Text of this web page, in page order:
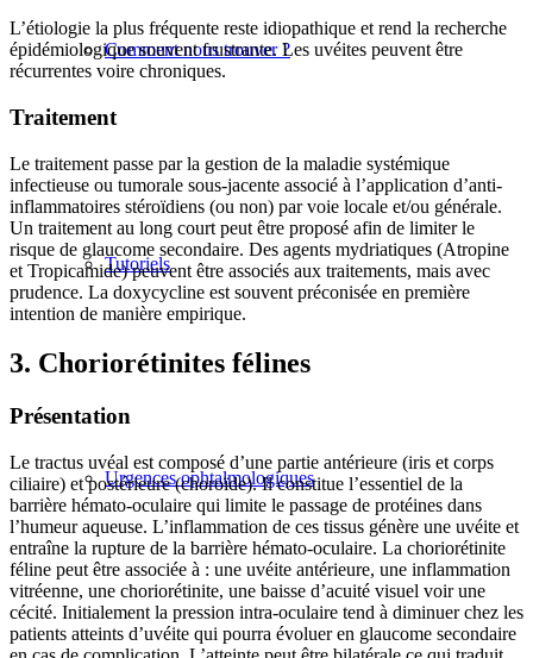
Comment nous trouver ?
Tutoriels
Urgences ophtalmologiques
L’étiologie la plus fréquente reste idiopathique et rend la recherche
épidémiologique souvent frustrante. Les uvéites peuvent être
récurrentes voire chroniques.
Traitement
Le traitement passe par la gestion de la maladie systémique
infectieuse ou tumorale sous-jacente associé à l’application d’anti-
inflammatoires stéroïdiens (ou non) par voie locale et/ou générale.
Un traitement au long court peut être proposé afin de limiter le
risque de glaucome secondaire. Des agents mydriatiques (Atropine
et Tropicamide) peuvent être associés aux traitements, mais avec
prudence. La doxycycline est souvent préconisée en première
intention de manière empirique.
3. Choriorétinites félines
Présentation
Le tractus uvéal est composé d’une partie antérieure (iris et corps
ciliaire) et postérieure (choroïde). Il constitue l’essentiel de la
barrière hémato-oculaire qui limite le passage de protéines dans
l’humeur aqueuse. L’inflammation de ces tissus génère une uvéite et
entraîne la rupture de la barrière hémato-oculaire. La choriorétinite
féline peut être associée à : une uvéite antérieure, une inflammation
vitréenne, une choriorétinite, une baisse d’acuité visuel voir une
cécité. Initialement la pression intra-oculaire tend à diminuer chez les
patients atteints d’uvéite qui pourra évoluer en glaucome secondaire